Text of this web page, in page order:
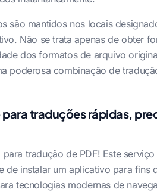
são mantidos nos locais
Não se trata apenas de obter
dos formatos de arquivo
poderosa combinação de
traduções rápidas,
tradução de PDF! Este
de instalar um aplicativo para fins
tecnologias modernas de